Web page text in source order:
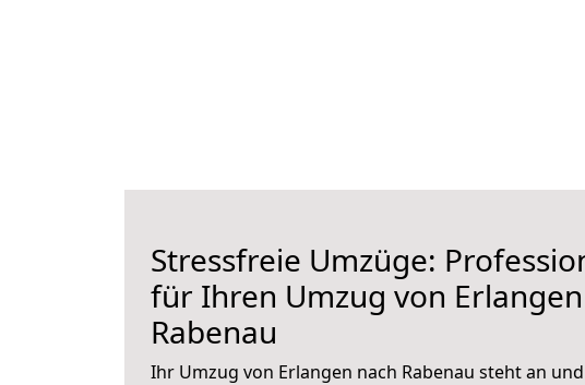
Stressfreie Umzüge:
für Ihren Umzug von
Rabenau
Ihr Umzug von Erlangen nach Rabenau steht an